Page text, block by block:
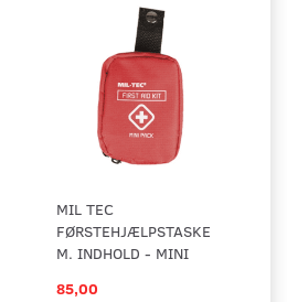
MIL TEC
FØRSTEHJÆLPSTASKE
M. INDHOLD - MINI
85,00